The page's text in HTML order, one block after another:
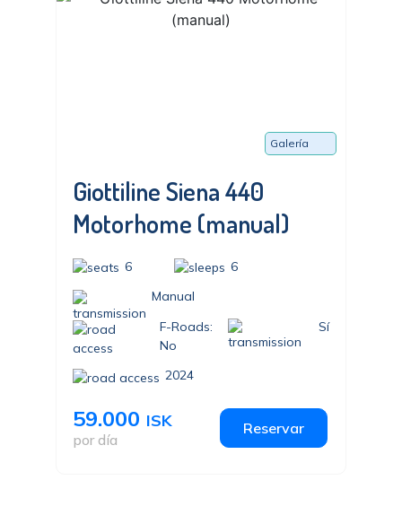
Galería
Giottiline Siena 440
Motorhome (manual)
6
6
Manual
F-Roads:
No
Sí
2024
59.000 ISK
por día
Reservar